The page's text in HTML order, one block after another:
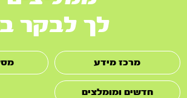
לך לבקר
מרכז מידע
חדשים ומומלצים